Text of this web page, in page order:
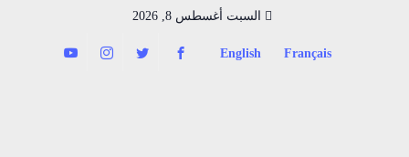
السبت أغسطس 8, 2026
Français
English